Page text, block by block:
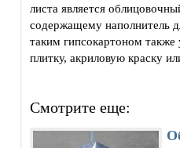
листа является
содержащему наполнитель
таким гипсокартоном также
плитку, акриловую краску
Смотрите еще: